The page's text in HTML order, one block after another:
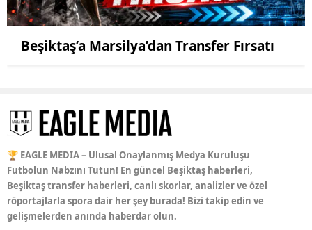
Beşiktaş’a Marsilya’dan Transfer Fırsatı
🏆 EAGLE MEDIA – Ulusal Onaylanmış Medya Kuruluşu
Futbolun Nabzını Tutun! En güncel Beşiktaş haberleri,
Beşiktaş transfer haberleri, canlı skorlar, analizler ve özel
röportajlarla spora dair her şey burada! Bizi takip edin ve
gelişmelerden anında haberdar olun.